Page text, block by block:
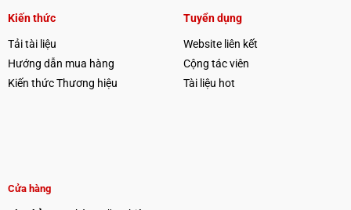
Kiến thức
Tải tài liệu
Hướng dẫn mua hàng
Kiến thức Thương hiệu
Tuyển dụng
Website liên kết
Cộng tác viên
Tài liệu hot
Cửa hàng